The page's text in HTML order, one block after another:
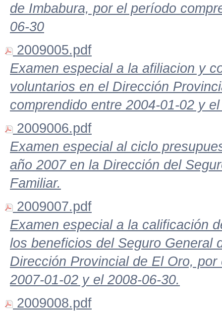
de Imbabura, por el período
06-30
2009005.pdf
Examen especial a la afiliacion y
voluntarios en el Dirección
comprendido entre 2004-01-02 y
2009006.pdf
Examen especial al ciclo
año 2007 en la Dirección del
Familiar.
2009007.pdf
Examen especial a la calificación
los beneficios del Seguro General
Dirección Provincial de El Oro,
2007-01-02 y el 2008-06-30.
2009008.pdf